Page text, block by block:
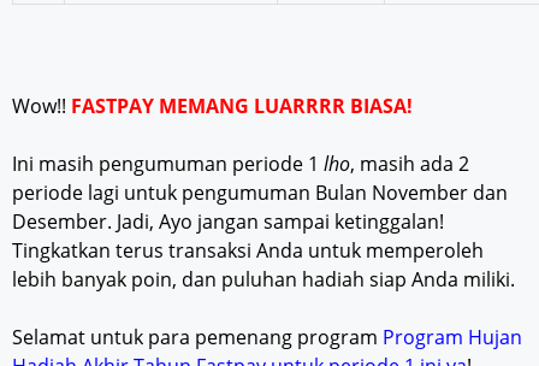
Wow!! FASTPAY MEMANG LUARRRR BIASA!
Ini masih pengumuman periode 1 lho, masih ada 2
periode lagi untuk pengumuman Bulan November dan
Desember. Jadi, Ayo jangan sampai ketinggalan!
Tingkatkan terus transaksi Anda untuk memperoleh
lebih banyak poin, dan puluhan hadiah siap Anda miliki.
Selamat untuk para pemenang program Program Hujan